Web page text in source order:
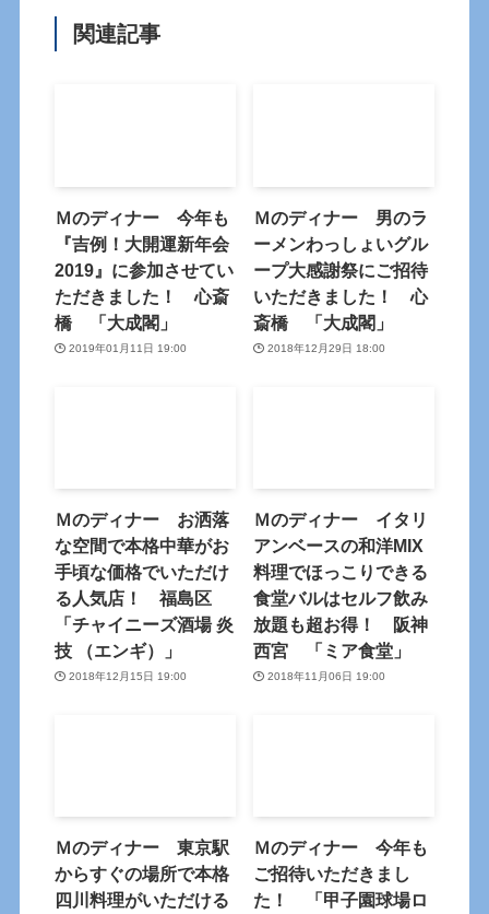
関連記事
Ｍのディナー 今年も
『吉例！大開運新年会
2019』に参加させてい
ただきました！ 心斎
橋 「大成閣」
2019年01月11日 19:00
Ｍのディナー 男のラ
ーメンわっしょいグル
ープ大感謝祭にご招待
いただきました！ 心
斎橋 「大成閣」
2018年12月29日 18:00
Ｍのディナー お洒落
な空間で本格中華がお
手頃な価格でいただけ
る人気店！ 福島区
「チャイニーズ酒場 炎
技 （エンギ）」
2018年12月15日 19:00
Ｍのディナー イタリ
アンベースの和洋MIX
料理でほっこりできる
食堂バルはセルフ飲み
放題も超お得！ 阪神
西宮 「ミア食堂」
2018年11月06日 19:00
Ｍのディナー 東京駅
からすぐの場所で本格
四川料理がいただける
Ｍのディナー 今年も
ご招待いただきまし
た！ 「甲子園球場ロ